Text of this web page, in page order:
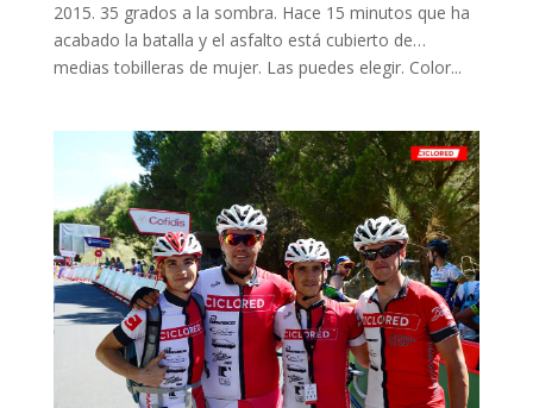
2015. 35 grados a la sombra. Hace 15 minutos que ha
acabado la batalla y el asfalto está cubierto de…
medias tobilleras de mujer. Las puedes elegir. Color...